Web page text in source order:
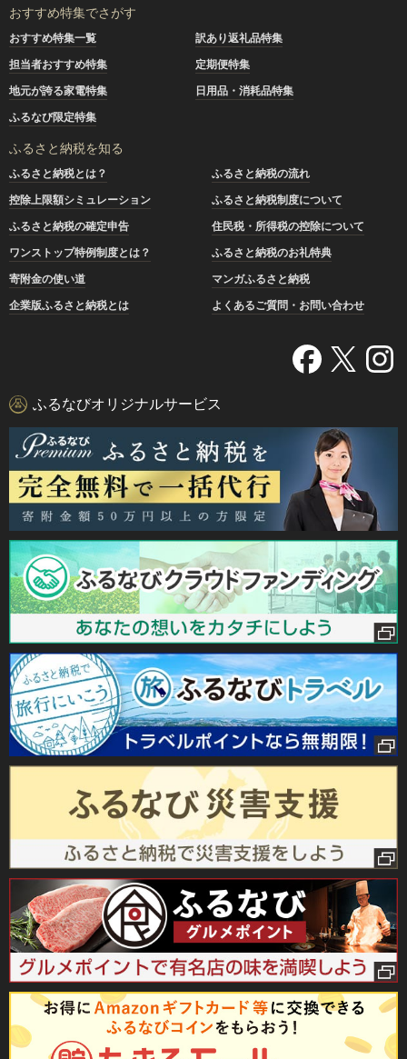
おすすめ特集でさがす
おすすめ特集一覧
訳あり返礼品特集
担当者おすすめ特集
定期便特集
地元が誇る家電特集
日用品・消耗品特集
ふるなび限定特集
ふるさと納税を知る
ふるさと納税とは？
ふるさと納税の流れ
控除上限額シミュレーション
ふるさと納税制度について
ふるさと納税の確定申告
住民税・所得税の控除について
ワンストップ特例制度とは？
ふるさと納税のお礼特典
寄附金の使い道
マンガふるさと納税
企業版ふるさと納税とは
よくあるご質問・お問い合わせ
ふるなびオリジナルサービス